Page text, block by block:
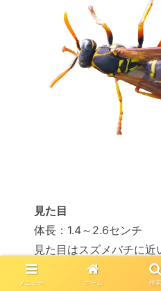
見た目
体長：1.4～2.6センチ
見た目はスズメバチに
細身で小さい
メニュー ホーム 検索